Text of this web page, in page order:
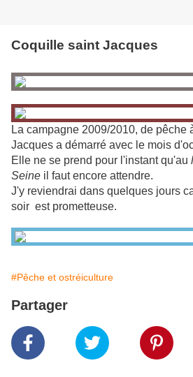
Coquille saint Jacques
La campagne 2009/2010, de pêche
Jacques a démarré avec le mois
Elle ne se prend pour l'instant qu'au
Seine il faut encore attendre.
J'y reviendrai dans quelques jours
soir est prometteuse.
#Pêche et ostréiculture
Partager